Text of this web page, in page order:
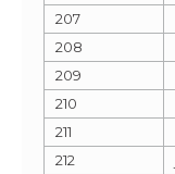
207
208
209
210
211
212